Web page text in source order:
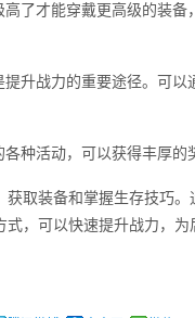
了才能穿戴更高级的装
升战力的重要途径。可
种活动，可以获得丰厚的
取装备和掌握生存技巧
，可以快速提升战力，